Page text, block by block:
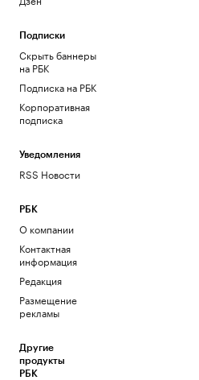
Подписки
Скрыть баннеры
на РБК
Подписка на РБК
Корпоративная
подписка
Уведомления
RSS Новости
РБК
О компании
Контактная
информация
Редакция
Размещение
рекламы
Другие
продукты
РБК